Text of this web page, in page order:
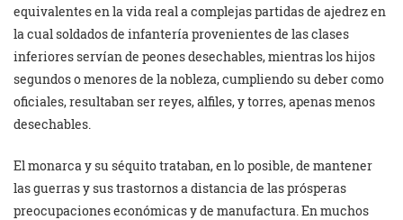
equivalentes en la vida real a complejas partidas de ajedrez en
la cual soldados de infantería provenientes de las clases
inferiores servían de peones desechables, mientras los hijos
segundos o menores de la nobleza, cumpliendo su deber como
oficiales, resultaban ser reyes, alfiles, y torres, apenas menos
desechables.
El monarca y su séquito trataban, en lo posible, de mantener
las guerras y sus trastornos a distancia de las prósperas
preocupaciones económicas y de manufactura. En muchos